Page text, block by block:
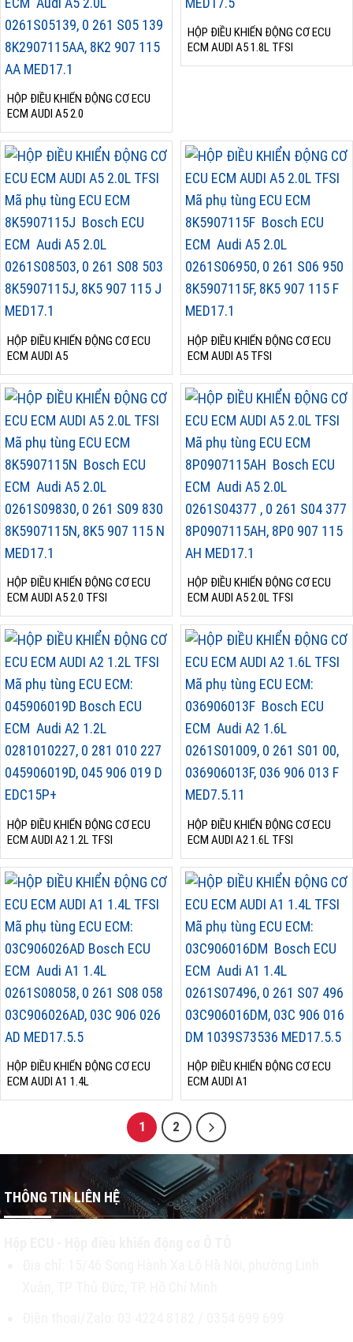
HỘP ĐIỀU KHIỂN ĐỘNG CƠ ECU
ECM AUDI A5 2.0
HỘP ĐIỀU KHIỂN ĐỘNG CƠ ECU
ECM AUDI A5 1.8L TFSI
HỘP ĐIỀU KHIỂN ĐỘNG CƠ ECU
ECM AUDI A5
HỘP ĐIỀU KHIỂN ĐỘNG CƠ ECU
ECM AUDI A5 TFSI
HỘP ĐIỀU KHIỂN ĐỘNG CƠ ECU
ECM AUDI A5 2.0 TFSI
HỘP ĐIỀU KHIỂN ĐỘNG CƠ ECU
ECM AUDI A5 2.0L TFSI
HỘP ĐIỀU KHIỂN ĐỘNG CƠ ECU
ECM AUDI A2 1.2L TFSI
HỘP ĐIỀU KHIỂN ĐỘNG CƠ ECU
ECM AUDI A2 1.6L TFSI
HỘP ĐIỀU KHIỂN ĐỘNG CƠ ECU
ECM AUDI A1 1.4L
HỘP ĐIỀU KHIỂN ĐỘNG CƠ ECU
ECM AUDI A1
1 2
THÔNG TIN LIÊN HỆ